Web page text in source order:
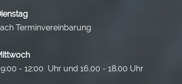
Terminvereinbarung
- 12:00 Uhr und 16.00 - 18.00 Uhr